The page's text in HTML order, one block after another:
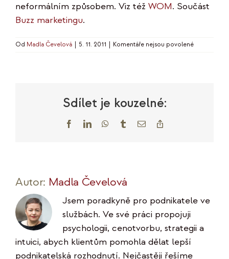
neformálním způsobem. Viz též WOM. Součást
Buzz marketingu.
Od Madla Čevelová 5. 11. 2011 Komentáře nejsou povolenéu
Sdílet je kouzelné:
FacebookLinkedInWhatsApp
TumblrE-
Autor: Madla Čevelová
Jsem poradkyně pro podnikatele ve
službách. Ve své práci propojuji
psychologii, cenotvorbu, strategii a
intuici, abych klientům pomohla dělat lepší
podnikatelská rozhodnutí. Nejčastěji řešíme